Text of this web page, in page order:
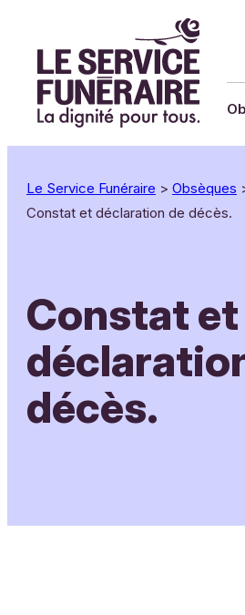
contenu
Le Service Funéraire > Obsèques
Constat et déclaration de décès.
Constat et
décès.